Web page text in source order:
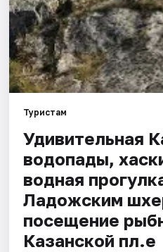
Туристам
Удивительная
водопады,
водная
Ладожским
посещение
Казанской пл.е